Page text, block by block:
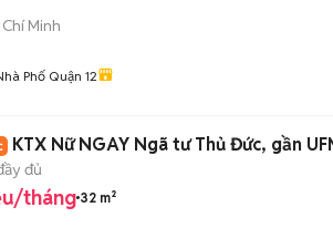
Minh
Phố Quận 12
KTX Nữ NGAY Ngã tư Thủ Đức, gần
đủ
tháng 32 m²